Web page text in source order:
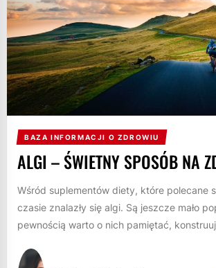
BAZA INFORMACJI O ZDROWIU
ALGI – ŚWIETNY SPOSÓB NA
Wśród suplementów diety, które polecane
czasie znalazły się algi. Są jeszcze mało
pewnością warto o nich pamiętać,